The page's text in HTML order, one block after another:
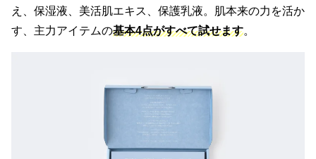
え、保湿液、美活肌エキス、保護乳液。肌本来の力を活か
す、主力アイテムの基本4点がすべて試せます。